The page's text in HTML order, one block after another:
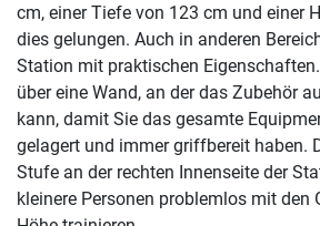
cm, einer Tiefe von 123 cm und einer
dies gelungen. Auch in anderen
Station mit praktischen
über eine Wand, an der das Zubehör
kann, damit Sie das gesamte
gelagert und immer griffbereit haben.
Stufe an der rechten Innenseite der
kleinere Personen problemlos mit den